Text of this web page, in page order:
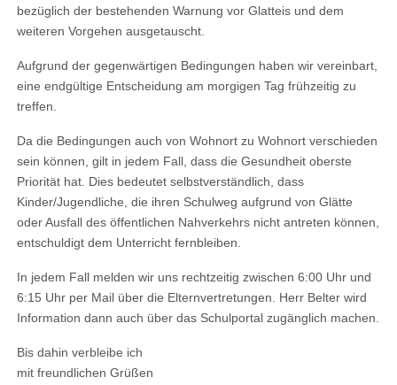
bezüglich der bestehenden Warnung vor Glatteis und dem
weiteren Vorgehen ausgetauscht.
Aufgrund der gegenwärtigen Bedingungen haben wir vereinbart,
eine endgültige Entscheidung am morgigen Tag frühzeitig zu
treffen.
Da die Bedingungen auch von Wohnort zu Wohnort verschieden
sein können, gilt in jedem Fall, dass die Gesundheit oberste
Priorität hat. Dies bedeutet selbstverständlich, dass
Kinder/Jugendliche, die ihren Schulweg aufgrund von Glätte
oder Ausfall des öffentlichen Nahverkehrs nicht antreten können,
entschuldigt dem Unterricht fernbleiben.
In jedem Fall melden wir uns rechtzeitig zwischen 6:00 Uhr und
6:15 Uhr per Mail über die Elternvertretungen. Herr Belter wird
Information dann auch über das Schulportal zugänglich machen.
Bis dahin verbleibe ich
mit freundlichen Grüßen